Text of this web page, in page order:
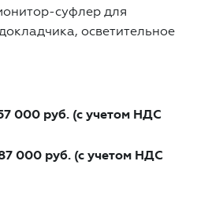
суфлер для
осветительное
000 руб. (с учетом НДС
000 руб. (с учетом НДС